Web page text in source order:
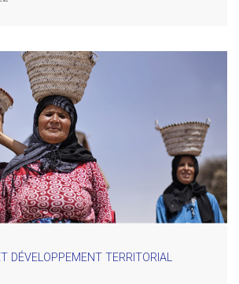
DÉVELOPPEMENT TERRITORIAL